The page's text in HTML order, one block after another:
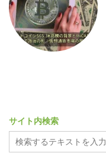
サイト内検索